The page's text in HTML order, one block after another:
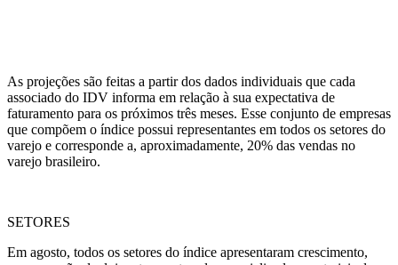
As projeções são feitas a partir dos dados individuais que cada
associado do IDV informa em relação à sua expectativa de
faturamento para os próximos três meses. Esse conjunto de empresas
que compõem o índice possui representantes em todos os setores do
varejo e corresponde a, aproximadamente, 20% das vendas no
varejo brasileiro.
SETORES
Em agosto, todos os setores do índice apresentaram crescimento,